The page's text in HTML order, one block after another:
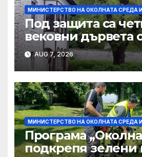
МИНИСТЕРСТВО НА ОКОЛНАТА СРЕДА
Под защита са
вековни дървета
летен дъб,
и благун
AUG 7, 2026
МИНИСТЕРСТВО НА ОКОЛНАТА СРЕДА
Програма
подкрепя зелени